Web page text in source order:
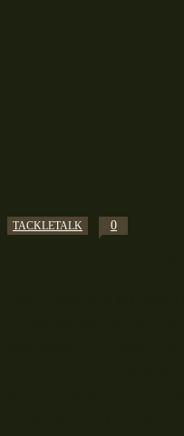
TACKLETALK 0